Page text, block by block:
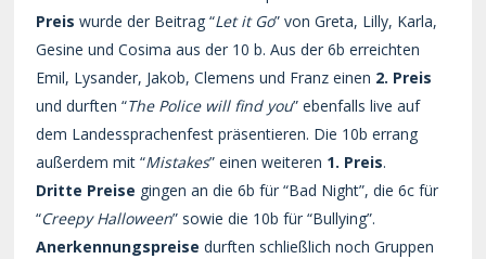
Preis wurde der Beitrag “Let it Go” von Greta, Lilly, Karla,
Gesine und Cosima aus der 10 b. Aus der 6b erreichten
Emil, Lysander, Jakob, Clemens und Franz einen 2. Preis
und durften “The Police will find you” ebenfalls live auf
dem Landessprachenfest präsentieren. Die 10b errang
außerdem mit “Mistakes” einen weiteren 1. Preis.
Dritte Preise gingen an die 6b für “Bad Night”, die 6c für
“Creepy Halloween” sowie die 10b für “Bullying”.
Anerkennungspreise durften schließlich noch Gruppen